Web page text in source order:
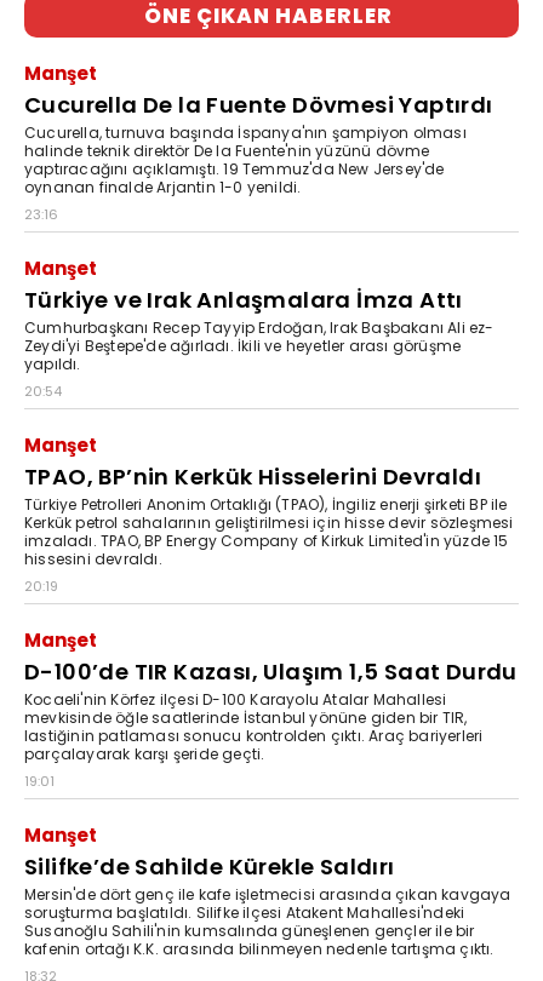
ÖNE ÇIKAN HABERLER
Manşet
Cucurella De la Fuente Dövmesi Yaptırdı
Cucurella, turnuva başında İspanya'nın şampiyon olması
halinde teknik direktör De la Fuente'nin yüzünü dövme
yaptıracağını açıklamıştı. 19 Temmuz'da New Jersey'de
oynanan finalde Arjantin 1-0 yenildi.
23:16
Manşet
Türkiye ve Irak Anlaşmalara İmza Attı
Cumhurbaşkanı Recep Tayyip Erdoğan, Irak Başbakanı Ali ez-
Zeydi'yi Beştepe'de ağırladı. İkili ve heyetler arası görüşme
yapıldı.
20:54
Manşet
TPAO, BP’nin Kerkük Hisselerini Devraldı
Türkiye Petrolleri Anonim Ortaklığı (TPAO), İngiliz enerji şirketi BP ile
Kerkük petrol sahalarının geliştirilmesi için hisse devir sözleşmesi
imzaladı. TPAO, BP Energy Company of Kirkuk Limited'in yüzde 15
hissesini devraldı.
20:19
Manşet
D-100’de TIR Kazası, Ulaşım 1,5 Saat Durdu
Kocaeli'nin Körfez ilçesi D-100 Karayolu Atalar Mahallesi
mevkisinde öğle saatlerinde İstanbul yönüne giden bir TIR,
lastiğinin patlaması sonucu kontrolden çıktı. Araç bariyerleri
parçalayarak karşı şeride geçti.
19:01
Manşet
Silifke’de Sahilde Kürekle Saldırı
Mersin'de dört genç ile kafe işletmecisi arasında çıkan kavgaya
soruşturma başlatıldı. Silifke ilçesi Atakent Mahallesi'ndeki
Susanoğlu Sahili'nin kumsalında güneşlenen gençler ile bir
kafenin ortağı K.K. arasında bilinmeyen nedenle tartışma çıktı.
18:32